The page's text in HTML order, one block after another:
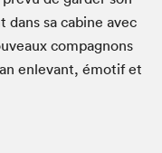
dans sa cab­ine avec
com­pagnons
enl­e­vant, émo­tif et